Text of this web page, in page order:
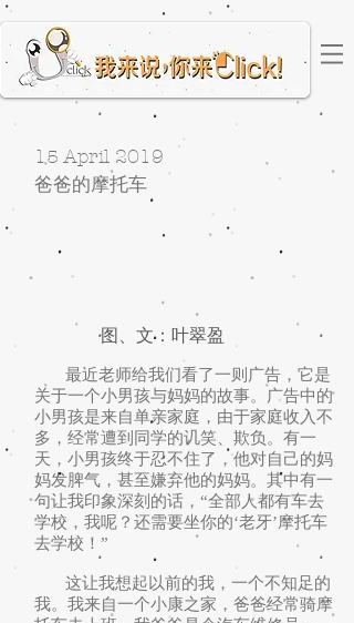
15 April 2019
爸爸的摩托车
最近老师给我们看了一则广告，它是
关于一个小男孩与妈妈的故事。广告中的
小男孩是来自单亲家庭，由于家庭收入不
多，经常遭到同学的讥笑、欺负。有一
天，小男孩终于忍不住了，他对自己的妈
妈发脾气，甚至嫌弃他的妈妈。其中有一
句让我印象深刻的话，“全部人都有车去
学校，我呢？还需要坐你的‘老牙’摩托车
去学校！”
这让我想起以前的我，一个不知足的
我。我来自一个小康之家，爸爸经常骑摩
图、文：叶翠盈